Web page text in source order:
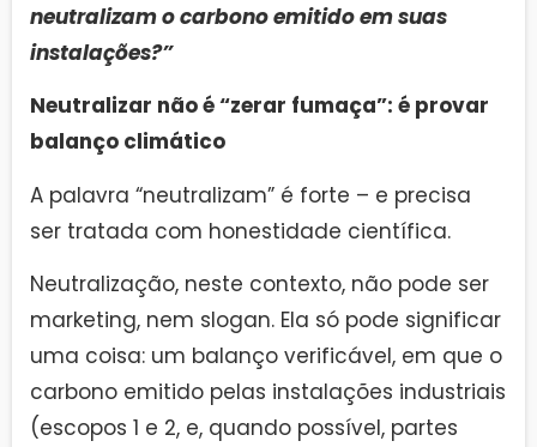
neutralizam o carbono emitido em suas
instalações?”
Neutralizar não é “zerar fumaça”: é provar
balanço climático
A palavra “neutralizam” é forte – e precisa
ser tratada com honestidade científica.
Neutralização, neste contexto, não pode ser
marketing, nem slogan. Ela só pode significar
uma coisa: um balanço verificável, em que o
carbono emitido pelas instalações industriais
(escopos 1 e 2, e, quando possível, partes